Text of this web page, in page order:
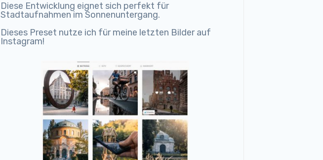
Diese Entwicklung eignet sich perfekt für
Stadtaufnahmen im Sonnenuntergang.
Dieses Preset nutze ich für meine letzten Bilder auf
Instagram!